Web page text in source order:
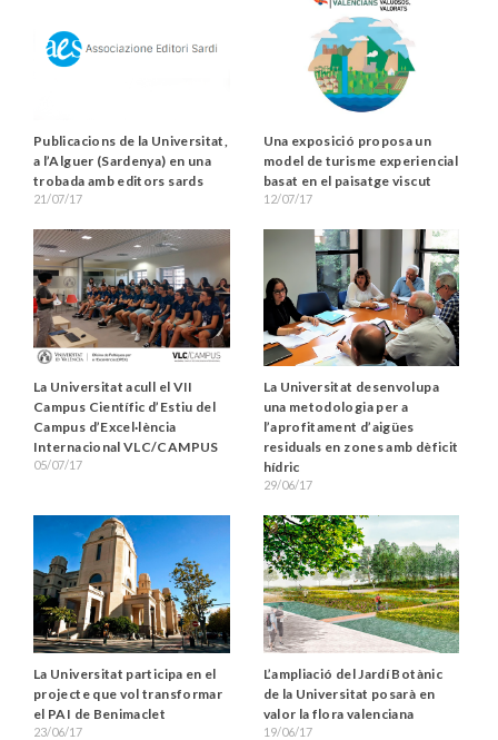
Publicacions de la Universitat,
a l’Alguer (Sardenya) en una
trobada amb editors sards
21/07/17
Una exposició proposa un
model de turisme experiencial
basat en el paisatge viscut
12/07/17
La Universitat acull el VII
Campus Científic d’Estiu del
Campus d’Excel·lència
Internacional VLC/CAMPUS
05/07/17
La Universitat desenvolupa
una metodologia per a
l’aprofitament d’aigües
residuals en zones amb dèficit
hídric
29/06/17
La Universitat participa en el
projecte que vol transformar
el PAI de Benimaclet
23/06/17
L’ampliació del Jardí Botànic
de la Universitat posarà en
valor la flora valenciana
19/06/17